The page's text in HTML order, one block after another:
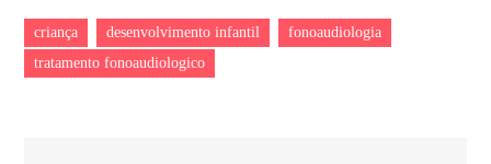
criança desenvolvimento infantil
fonoaudiologia
tratamento fonoaudiologico